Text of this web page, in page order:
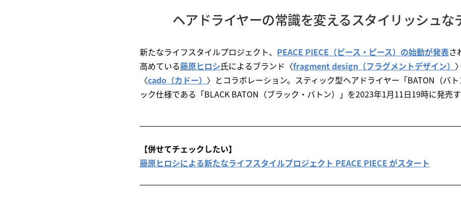
ヘアドライヤーの常識を変えるスタイリッシュな
新たなライフスタイルプロジェクト、 PEACE PIECE（ピース・ピース）の始動が発表さ
高めている藤原ヒロシ氏によるブランド〈fragment design（フラグメントデザイン）
〈cado（カドー） 〉とコラボレーション。スティック型ヘアドライヤー「BATON（バ
ック仕様である「BLACK BATON（ブラック・バトン）」を2023年1月11日19時に発売す
【併せてチェックしたい】
藤原ヒロシによる新たなライフスタイルプロジェクト PEACE PIECE がスタート